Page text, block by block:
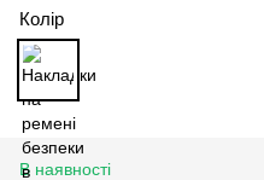
Колір
В наявності